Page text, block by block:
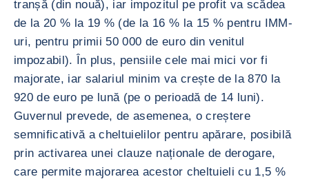
tranșă (din nouă), iar impozitul pe profit va scădea
de la 20 % la 19 % (de la 16 % la 15 % pentru IMM-
uri, pentru primii 50 000 de euro din venitul
impozabil). În plus, pensiile cele mai mici vor fi
majorate, iar salariul minim va crește de la 870 la
920 de euro pe lună (pe o perioadă de 14 luni).
Guvernul prevede, de asemenea, o creștere
semnificativă a cheltuielilor pentru apărare, posibilă
prin activarea unei clauze naționale de derogare,
care permite majorarea acestor cheltuieli cu 1,5 %